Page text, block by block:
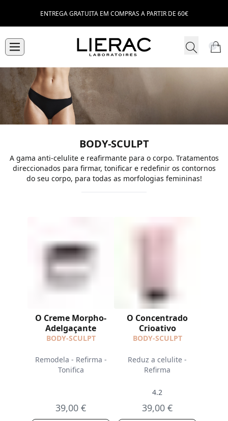
ENTREGA GRATUITA EM COMPRAS A PARTIR DE 60€
BODY-SCULPT
A gama anti-celulite e reafirmante para o corpo. Tratamentos
direccionados para firmar, tonificar e redefinir os contornos
do seu corpo, para todas as morfologias femininas!
O Creme Morpho-
Adelgaçante
BODY-SCULPT
Remodela - Refirma -
Tonifica
39,00 €
O Concentrado
Crioativo
BODY-SCULPT
Reduz a celulite -
Refirma
4.2
39,00 €